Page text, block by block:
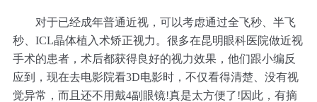
对于已经成年普通近视，可以考虑通过全飞秒、半飞
秒、ICL晶体植入术矫正视力。很多在昆明眼科医院做近视
手术的患者，术后都获得良好的视力效果，他们跟小编反
应到，现在去电影院看3D电影时，不仅看得清楚、没有视
觉异常，而且还不用戴4副眼镜!真是太方便了!因此，有摘